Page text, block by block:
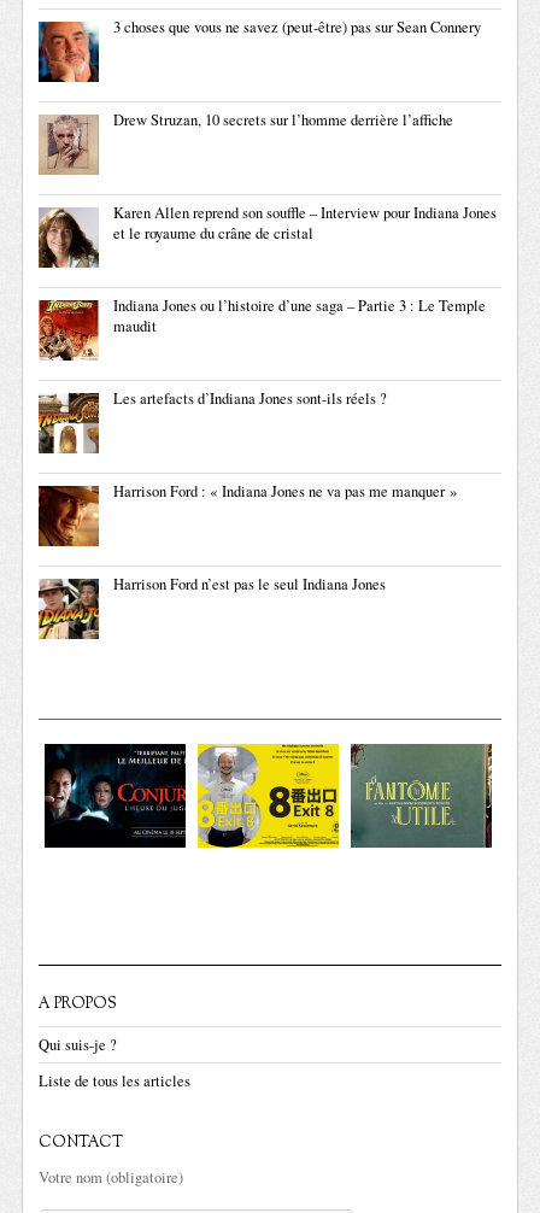
3 choses que vous ne savez (peut-être) pas sur Sean Connery
Drew Struzan, 10 secrets sur l’homme derrière l’affiche
Karen Allen reprend son souffle – Interview pour Indiana Jones
et le royaume du crâne de cristal
Indiana Jones ou l’histoire d’une saga – Partie 3 : Le Temple
maudit
Les artefacts d’Indiana Jones sont-ils réels ?
Harrison Ford : « Indiana Jones ne va pas me manquer »
Harrison Ford n’est pas le seul Indiana Jones
A PROPOS
Qui suis-je ?
Liste de tous les articles
CONTACT
Votre nom (obligatoire)